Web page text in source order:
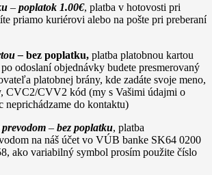
– poplatok 1.00€, platba v hotovosti pri
priamo kuriérovi alebo na pošte pri preberaní
– bez poplatku, platba platobnou kartou
odoslaní objednávky budete presmerovaný
platobnej brány, kde zadáte svoje meno,
CVC2/CVV2 kód (my s Vašimi údajmi o
neprichádzame do kontaktu)
– bez poplatku, platba
na náš účet vo VÚB banke SK64 0200
ako variabilný symbol prosím použite číslo